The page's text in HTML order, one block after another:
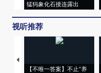
猛犸象化石接连露出
视听推荐
【不唯一答案】不止“养